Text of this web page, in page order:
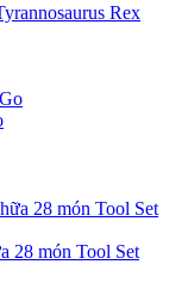
Rex
28 món Tool Set